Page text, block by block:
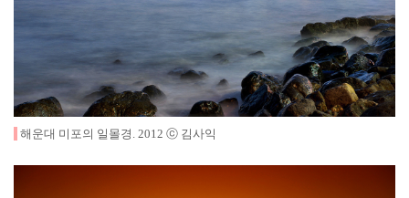
해운대 미포의 일몰경 2012 ⓒ 김사익